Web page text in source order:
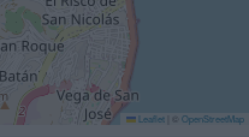
Leaflet © OpenStreetMap